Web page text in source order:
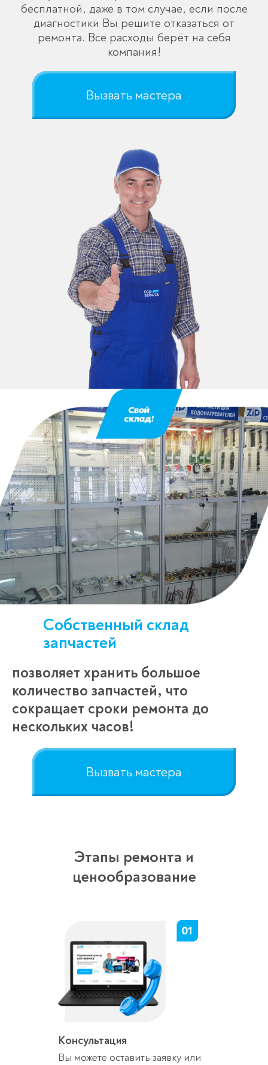
бесплатной, даже в том случае, если после
диагностики Вы решите отказаться от
ремонта. Все расходы берёт на себя
компания!
Вызвать мастера
Собственный склад
запчастей
позволяет хранить большое
количество запчастей, что
сокращает сроки ремонта до
нескольких часов!
Вызвать мастера
Этапы ремонта и
ценообразование
Консультация
Вы можете оставить заявку или